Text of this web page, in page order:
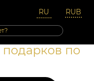
подарков по